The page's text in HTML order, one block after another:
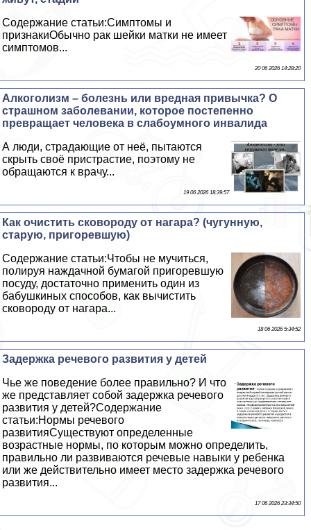
Содержание статьи:Симптомы и
признакиОбычно paк шейки матки не имеет
симптомов...
20 06 2026 14:28:20
Алкоголизм – болезнь или вредная привычка? О
страшном заболевании, которое постепенно
превращает человека в слабоумного инвалида
А люди, страдающие от неё, пытаются
скрыть своё пристрастие, поэтому не
обращаются к врачу...
19 06 2026 18:39:57
Как очистить сковороду от нагара? (чугунную,
старую, пригоревшую)
Содержание статьи:Чтобы не мучиться,
полируя наждачной бумагой пригоревшую
посуду, достаточно применить один из
бабушкиных способов, как вычистить
сковороду от нагара...
18 06 2026 5:34:52
Задержка речевого развития у детей
Чье же поведение более правильно? И что
же представляет собой задержка речевого
развития у детей?Содержание
статьи:Нормы речевого
развитияСуществуют определенные
возрастные нормы, по которым можно определить,
правильно ли развиваются речевые навыки у ребенка
или же действительно имеет место задержка речевого
развития...
17 06 2026 23:34:50